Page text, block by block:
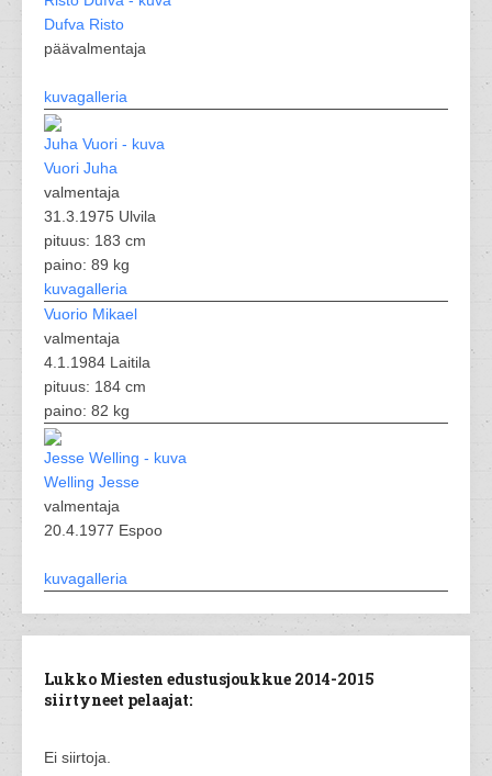
Dufva Risto
päävalmentaja
kuvagalleria
Vuori Juha
valmentaja
31.3.1975 Ulvila
pituus: 183 cm
paino: 89 kg
kuvagalleria
Vuorio Mikael
valmentaja
4.1.1984 Laitila
pituus: 184 cm
paino: 82 kg
Welling Jesse
valmentaja
20.4.1977 Espoo
kuvagalleria
Lukko Miesten edustusjoukkue 2014-2015
siirtyneet pelaajat:
Ei siirtoja.